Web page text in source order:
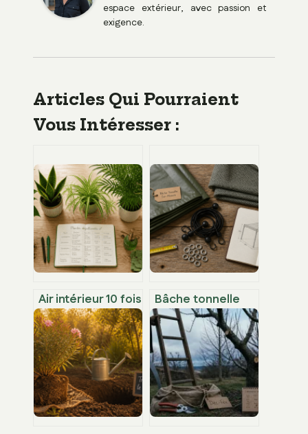
espace extérieur, avec passion et
exigence.
Articles Qui Pourraient
Vous Intéresser :
Air intérieur 10 fois
plus pollué : 5
plantes pour
purifier votre
logement
naturellement
Bâche tonnelle
sur mesure :
670g/m² et
traitement UV
pour 10 ans de
protection